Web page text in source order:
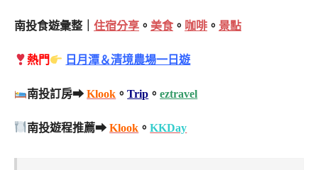
南投食遊彙整｜ 住宿分享 。 美食。 咖啡 。 景點
熱門 日月潭＆清境農場一日遊
南投訂房➡Klook 。Trip 。eztravel
南投遊程推薦➡Klook 。KKDay